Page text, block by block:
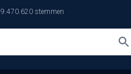
9.470.620 stemmen